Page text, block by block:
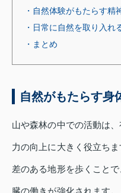
・自然体験がもたらす精
・日常に自然を取り入れ
・まとめ
自然がもたらす身
山や森林の中での活動は
力の向上に大きく役立ち
差のある地形を歩くこと
臓の働きが強化されます